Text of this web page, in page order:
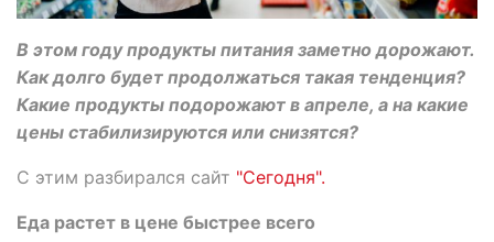
В этом году продукты питания заметно дорожают.
Как долго будет продолжаться такая тенденция?
Какие продукты подорожают в апреле, а на какие
цены стабилизируются или снизятся?
С этим разбирался сайт "Сегодня".
Еда растет в цене быстрее всего